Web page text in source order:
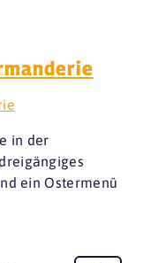
in der
ein Ostermenü